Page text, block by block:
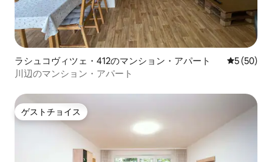
ラシュコヴィツェ・412のマンション・アパート レビュー
5 (50)
川辺のマンション・アパート
ゲストチョイス
ゲストチョイス